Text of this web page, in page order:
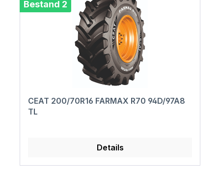
Bestand 2
CEAT 200/70R16 FARMAX R70 94D/97A8
TL
Details